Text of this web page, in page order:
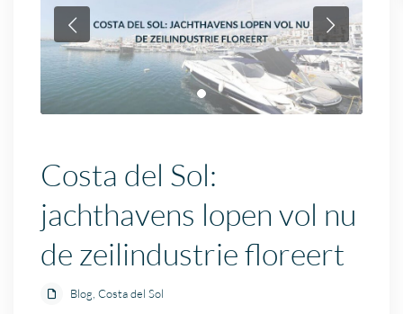
Costa del Sol:
jachthavens lopen vol nu
de zeilindustrie floreert
Blog,Costa del Sol